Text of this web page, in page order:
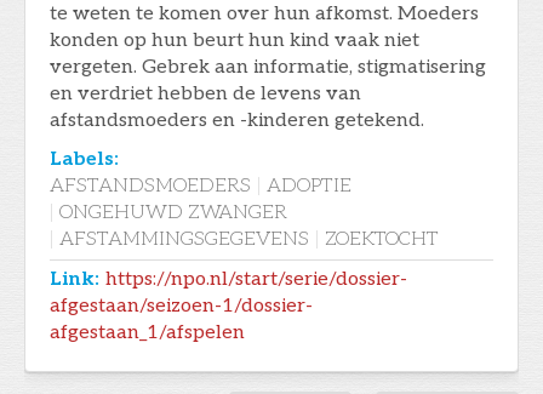
te weten te komen over hun afkomst. Moeders
konden op hun beurt hun kind vaak niet
vergeten. Gebrek aan informatie, stigmatisering
en verdriet hebben de levens van
afstandsmoeders en -kinderen getekend.
Labels:
AFSTANDSMOEDERS
ADOPTIE
ONGEHUWD ZWANGER
AFSTAMMINGSGEGEVENS
ZOEKTOCHT
Link: https://npo.nl/start/serie/dossier-
afgestaan/seizoen-1/dossier-
afgestaan_1/afspelen